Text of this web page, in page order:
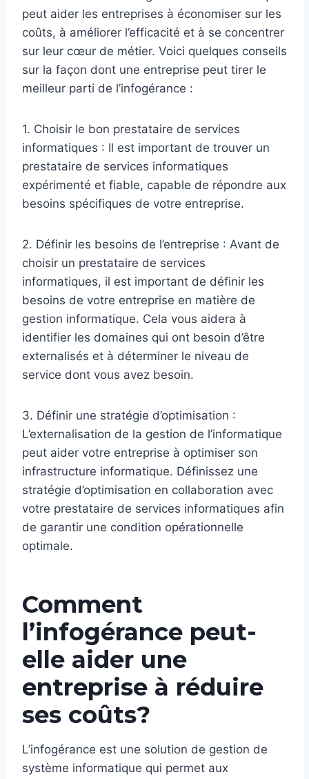
peut aider les entreprises à économiser sur les
coûts, à améliorer l’efficacité et à se concentrer
sur leur cœur de métier. Voici quelques conseils
sur la façon dont une entreprise peut tirer le
meilleur parti de l’infogérance :
1. Choisir le bon prestataire de services
informatiques : Il est important de trouver un
prestataire de services informatiques
expérimenté et fiable, capable de répondre aux
besoins spécifiques de votre entreprise.
2. Définir les besoins de l’entreprise : Avant de
choisir un prestataire de services
informatiques, il est important de définir les
besoins de votre entreprise en matière de
gestion informatique. Cela vous aidera à
identifier les domaines qui ont besoin d’être
externalisés et à déterminer le niveau de
service dont vous avez besoin.
3. Définir une stratégie d’optimisation :
L’externalisation de la gestion de l’informatique
peut aider votre entreprise à optimiser son
infrastructure informatique. Définissez une
stratégie d’optimisation en collaboration avec
votre prestataire de services informatiques afin
de garantir une condition opérationnelle
optimale.
Comment
l’infogérance peut-
elle aider une
entreprise à réduire
ses coûts?
L’infogérance est une solution de gestion de
système informatique qui permet aux